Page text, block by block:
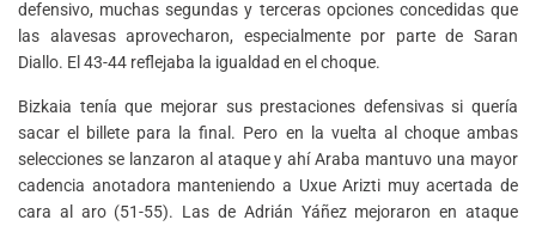
defensivo, muchas segundas y terceras opciones concedidas que
las alavesas aprovecharon, especialmente por parte de Saran
Diallo. El 43-44 reflejaba la igualdad en el choque.
Bizkaia tenía que mejorar sus prestaciones defensivas si quería
sacar el billete para la final. Pero en la vuelta al choque ambas
selecciones se lanzaron al ataque y ahí Araba mantuvo una mayor
cadencia anotadora manteniendo a Uxue Arizti muy acertada de
cara al aro (51-55). Las de Adrián Yáñez mejoraron en ataque